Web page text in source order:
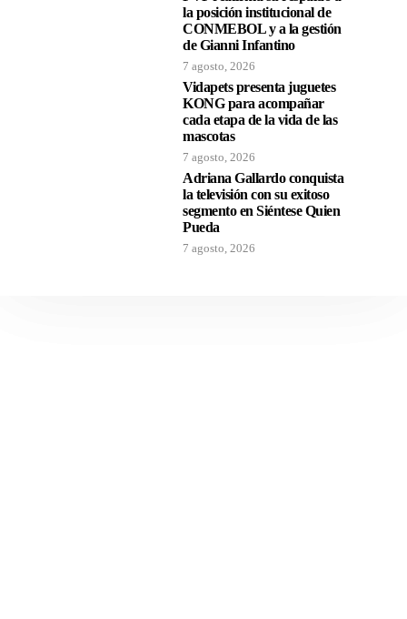
la posición institucional de
CONMEBOL y a la gestión
de Gianni Infantino
7 agosto, 2026
Vidapets presenta juguetes
KONG para acompañar
cada etapa de la vida de las
mascotas
7 agosto, 2026
Adriana Gallardo conquista
la televisión con su exitoso
segmento en Siéntese Quien
Pueda
7 agosto, 2026